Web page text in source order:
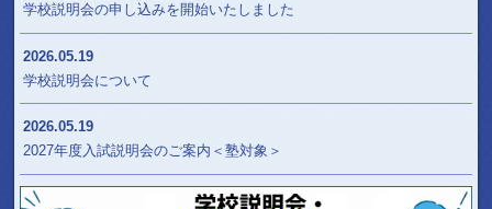
学校説明会の申し込みを開始いたしました
2026.05.19
学校説明会について
2026.05.19
2027年度入試説明会のご案内＜塾対象＞